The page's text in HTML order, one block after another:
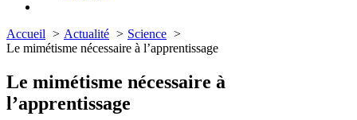
Accueil Actualité
Science
Le mimétisme nécessaire à l’apprentissage
Le mimétisme nécessaire à
l’apprentissage